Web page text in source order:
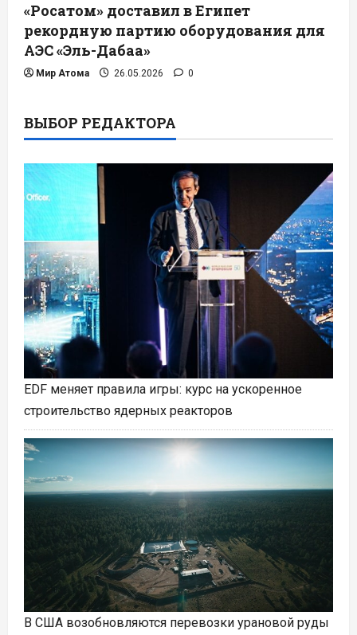
«Росатом» доставил в Египет
рекордную партию оборудования для
АЭС «Эль-Дабаа»
Мир Атома 26.05.2026 0
ВЫБОР РЕДАКТОРА
EDF меняет правила игры: курс на ускоренное
строительство ядерных реакторов
В США возобновляются перевозки урановой руды